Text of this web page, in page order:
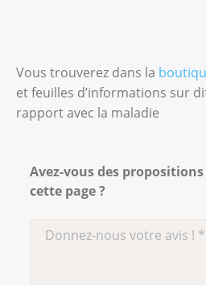
Vous trouverez dans la
et feuilles d’informations sur
rapport avec la maladie
Avez-vous des
cette page ?